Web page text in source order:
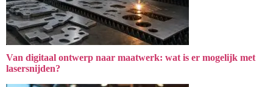
Van digitaal ontwerp naar maatwerk: wat is er mogelijk met
lasersnijden?